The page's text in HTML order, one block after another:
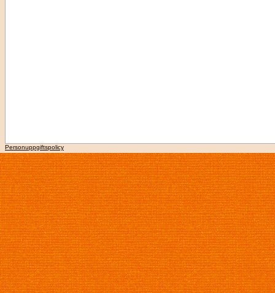
Personuppgiftspolicy